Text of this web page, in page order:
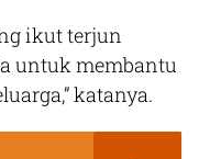
ikut terjun
untuk membantu
katanya.